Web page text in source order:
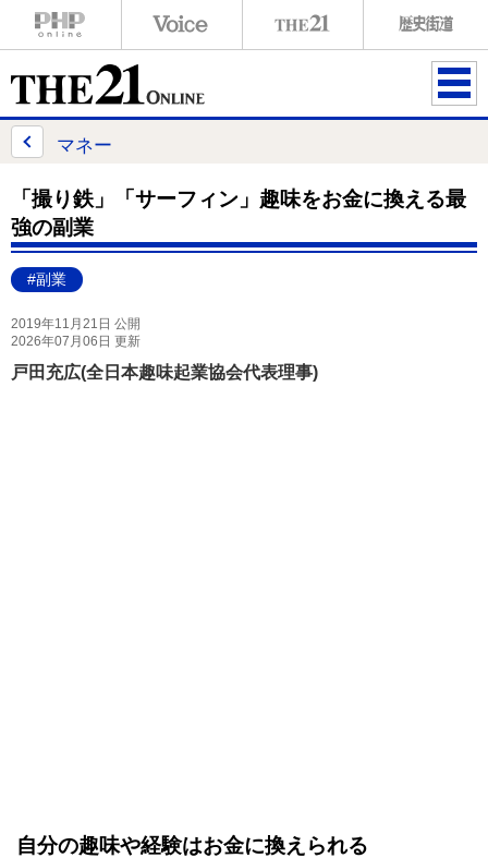
ME
マネー
「撮り鉄」「サーフィン」趣味をお金に換える最
強の副業
#副業
2019年11月21日 公開
2026年07月06日 更新
戸田充広(全日本趣味起業協会代表理事)
自分の趣味や経験はお金に換えられる